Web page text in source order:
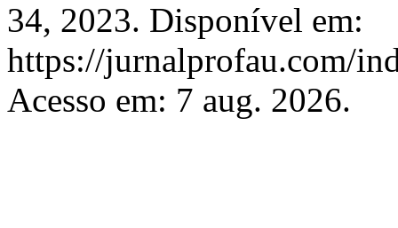
34, 2023. Disponível em:
https://jurnalprofau.com/
Acesso em: 7 aug. 2026.